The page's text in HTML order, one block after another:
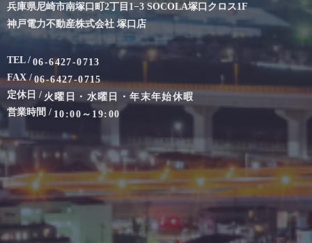
兵庫県尼崎市南塚口町2丁目1−3 SOCOLA塚口クロス1F
神戸電力不動産株式会社 塚口店
TEL / 06-6427-0713
FAX / 06-6427-0715
定休日 / 火曜日・水曜日・年末年始休暇
営業時間 / 10:00～19:00